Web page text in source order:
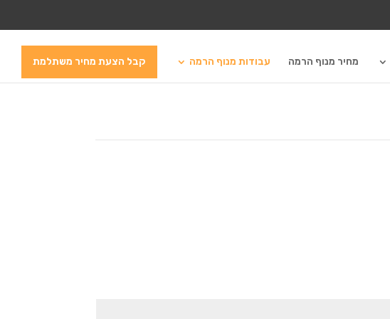
מחיר מנוף הרמה עבודות מנוף הרמה קבל הצעת מחיר משתלמת